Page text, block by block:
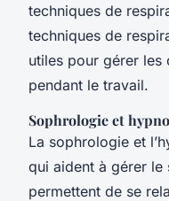
techniques de
techniques de
utiles pour gérer les
pendant le travail.
Sophrologie et
La sophrologie et
qui aident à gérer le
permettent de se